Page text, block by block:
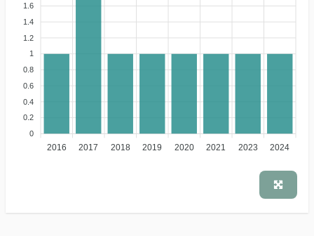
1.6
1.4
1.2
1
0.8
0.6
0.4
0.2
0
2016 2017 2018 2019 2020 2021 2023 2024